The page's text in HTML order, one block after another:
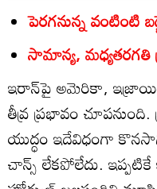
పెరగనున్న వంటింటి
సామాన్య, మధ్యతరగతి
ఇరాన్‌పై అమెరికా, ఇజ్రాయిల్‌
తీవ్ర ప్రభావం చూపనుంది.
యుద్ధం ఇదేవిధంగా
చాన్స్‌ లేకపోలేదు.